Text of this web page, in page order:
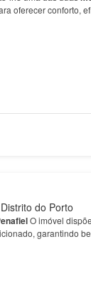
oferecer conforto,
do Porto
O imóvel
garantindo